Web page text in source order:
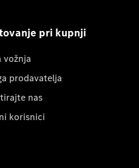
pri kupnji
vožnja
prodavatelja
nas
korisnici